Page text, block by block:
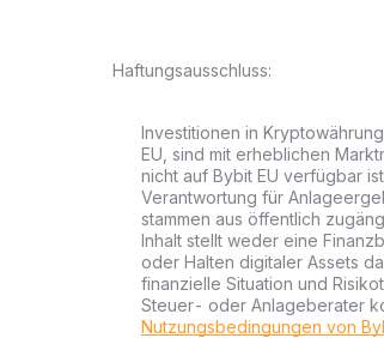
Haftungsausschluss:
Investitionen in
EU, sind mit erheblichen
nicht auf Bybit EU verfügbar
Verantwortung für
stammen aus öffentlich
Inhalt stellt weder eine
oder Halten digitaler Assets
finanzielle Situation und
Steuer- oder Anlageberater
Nutzungsbedingungen von